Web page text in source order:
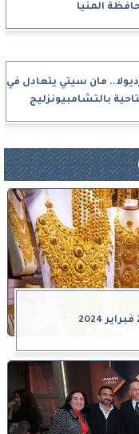
المنيا
مان سيتي يتعادل في
بالتشامبيونزليج